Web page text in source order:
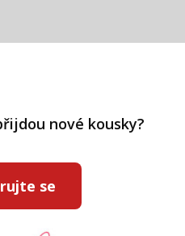
nové kousky?
se